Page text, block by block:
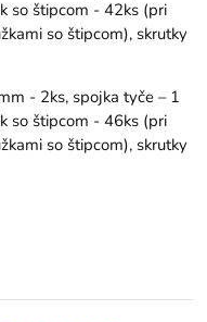
so štipcom - 42ks (pri
so štipcom), skrutky
- 2ks, spojka tyče – 1
so štipcom - 46ks (pri
so štipcom), skrutky